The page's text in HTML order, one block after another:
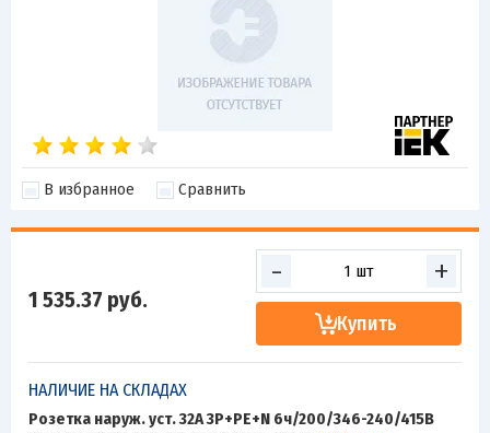
В избранное Сравнить
1 535.37 руб.
- +
Купить
НАЛИЧИЕ НА СКЛАДАХ
Розетка наруж. уст. 32А 3P+PE+N 6ч/200/346-240/415В